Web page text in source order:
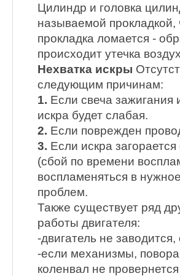
Цилиндр и головка
называемой прокладкой,
прокладка ломается -
происходит утечка
Нехватка искры
следующим причинам:
1. Если свеча зажигания
искра будет слабая.
2. Если поврежден
3. Если искра
(сбой по времени
воспламеняться в
проблем.
Также существует ряд
работы двигателя:
-двигатель не
-если механизмы,
коленвал не